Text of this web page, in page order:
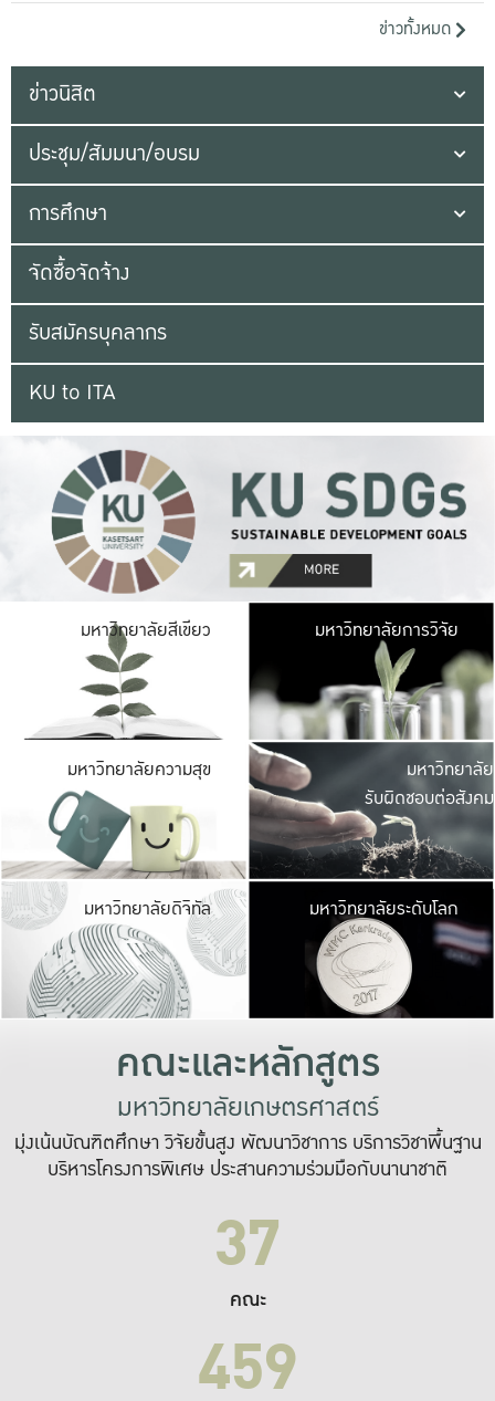
ข่าวทั้งหมด
ข่าวนิสิต
ประชุม/สัมมนา/อบรม
การศึกษา
จัดซื้อจัดจ้าง
รับสมัครบุคลากร
KU to ITA
มหาวิทยาลัยสีเขียว มหาวิ
มีพื้นที่เขียวสดใส
เป็นป่าในเมือง เกษต
มหาวิทยาลัยการวิจัย
มหาวิทยาลัยความสุข มหาวิ
ค
เปิดประ
และพบเรื่องราวใ
มหาวิทยาลัย
รับผิดชอบต่อสังคม
มหาวิทยาลัยดิจิทัล มหาวิ
เปลี่ยนแปลง แล
เพื่อทำง
ระบบสารสนเทศ
มหาวิทยาลัยระดับโลก
คณะและหลักสูตร
มหาวิทยาลัยเกษตรศาสตร์
มุ่งเน้นบัณฑิตศึกษา วิจัยขั้นสูง พัฒนาวิชาการ บริการวิชาพื้นฐาน
บริหารโครงการพิเศษ ประสานความร่วมมือกับนานาชาติ
37
คณะ
459